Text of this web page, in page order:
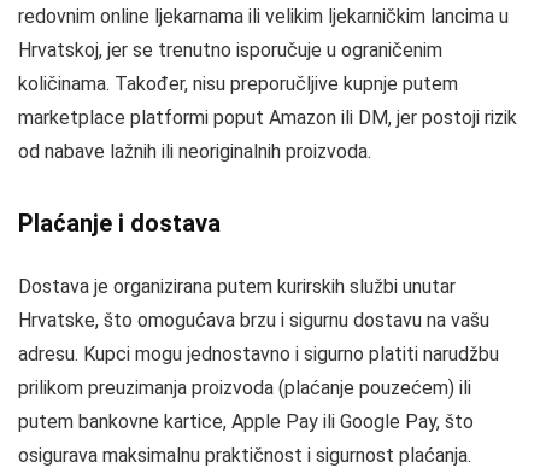
redovnim online ljekarnama ili velikim ljekarničkim lancima u
Hrvatskoj, jer se trenutno isporučuje u ograničenim
količinama. Također, nisu preporučljive kupnje putem
marketplace platformi poput Amazon ili DM, jer postoji rizik
od nabave lažnih ili neoriginalnih proizvoda.
Plaćanje i dostava
Dostava je organizirana putem kurirskih službi unutar
Hrvatske, što omogućava brzu i sigurnu dostavu na vašu
adresu. Kupci mogu jednostavno i sigurno platiti narudžbu
prilikom preuzimanja proizvoda (plaćanje pouzećem) ili
putem bankovne kartice, Apple Pay ili Google Pay, što
osigurava maksimalnu praktičnost i sigurnost plaćanja.